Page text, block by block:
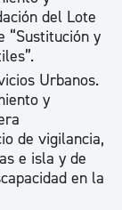
del Lote
“Sustitución y
Urbanos.
y
de vigilancia,
e isla y de
en la